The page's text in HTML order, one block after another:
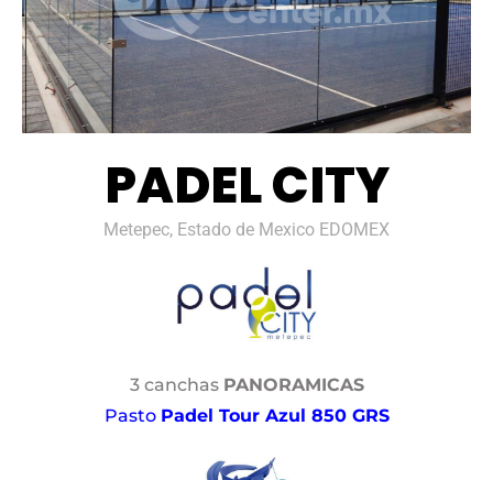
PADEL CITY
Metepec, Estado de Mexico EDOMEX
3 canchas PANORAMICAS
Pasto Padel Tour Azul 850 GRS